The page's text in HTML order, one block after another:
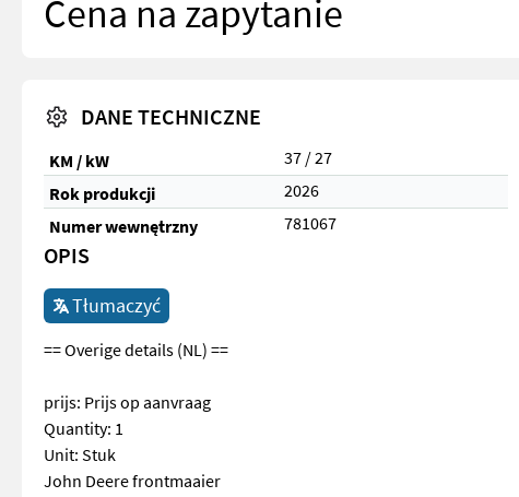
Cena na zapytanie
DANE TECHNICZNE
KM / kW
37 / 27
Rok produkcji
2026
Numer wewnętrzny
781067
OPIS
Tłumaczyć
== Overige details (NL) ==
prijs: Prijs op aanvraag
Quantity: 1
Unit: Stuk
John Deere frontmaaier